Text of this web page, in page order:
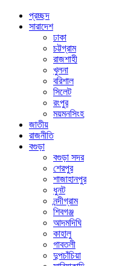
প্রচ্ছদ
সারাদেশ
ঢাকা
চট্টগ্রাম
রাজশাহী
খুলনা
বরিশাল
সিলেট
রংপুর
ময়মনসিংহ
জাতীয়
রাজনীতি
বগুড়া
বগুড়া সদর
শেরপুর
শাজাহানপুর
ধুনট
নন্দীগ্রাম
শিবগঞ্জ
আদমদিঘি
কাহালু
গাবতলী
দুপচাঁচিয়া